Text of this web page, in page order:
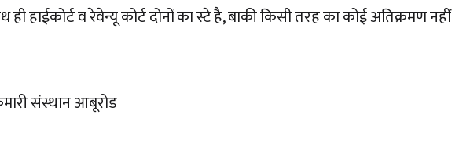
हाईकोर्ट व रेवेन्यू कोर्ट दोनों का स्टे है, बाकी किसी तरह का कोई अतिक्रमण नहीं
संस्थान आबूरोड